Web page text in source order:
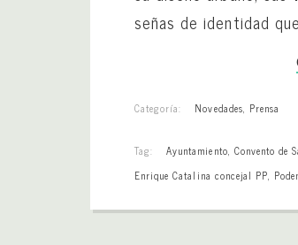
señas de identidad
Categoría: Novedades, Prensa
Tag: Ayuntamiento, Convento de
Enrique Catalina concejal PP,